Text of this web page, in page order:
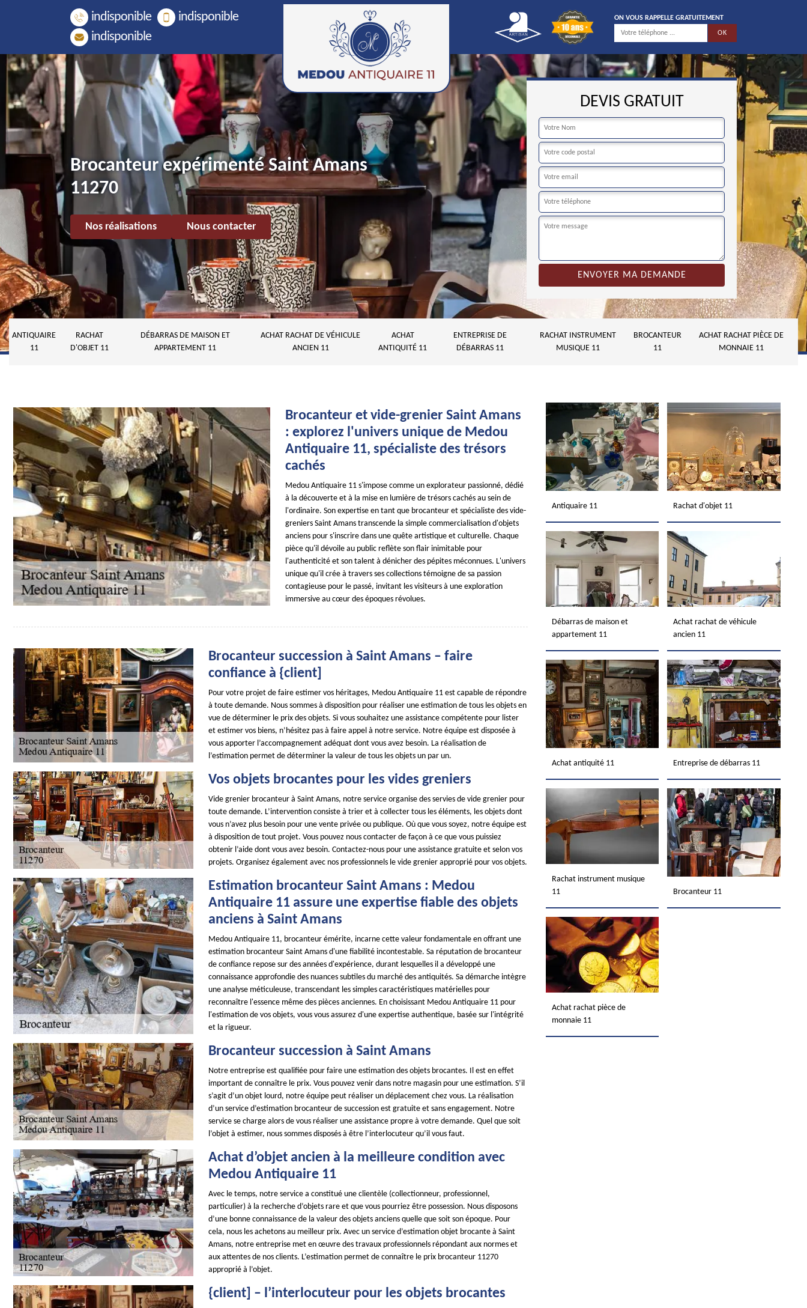
indisponible
indisponible
indisponible
ON VOUS RAPPELLE GRATUITEMENT
Brocanteur expérimenté Saint Amans
11270
Nos réalisations Nous contacter
DEVIS GRATUIT
ANTIQUAIRE
11
RACHAT
D'OBJET 11
DÉBARRAS DE MAISON ET
APPARTEMENT 11
ACHAT RACHAT DE VÉHICULE
ANCIEN 11
ACHAT
ANTIQUITÉ 11
ENTREPRISE DE
DÉBARRAS 11
RACHAT INSTRUMENT
MUSIQUE 11
BROCANTEUR
11
ACHAT RACHAT PIÈCE DE
MONNAIE 11
Brocanteur et vide-grenier Saint Amans
: explorez l'univers unique de Medou
Antiquaire 11, spécialiste des trésors
cachés
Medou Antiquaire 11 s'impose comme un explorateur passionné, dédié
à la découverte et à la mise en lumière de trésors cachés au sein de
l'ordinaire. Son expertise en tant que brocanteur et spécialiste des vide-
greniers Saint Amans transcende la simple commercialisation d'objets
anciens pour s'inscrire dans une quête artistique et culturelle. Chaque
pièce qu'il dévoile au public reflète son flair inimitable pour
l'authenticité et son talent à dénicher des pépites méconnues. L'univers
unique qu'il crée à travers ses collections témoigne de sa passion
contagieuse pour le passé, invitant les visiteurs à une exploration
immersive au cœur des époques révolues.
Brocanteur succession à Saint Amans – faire
confiance à {client]
Pour votre projet de faire estimer vos héritages, Medou Antiquaire 11 est capable de répondre
à toute demande. Nous sommes à disposition pour réaliser une estimation de tous les objets en
vue de déterminer le prix des objets. Si vous souhaitez une assistance compétente pour lister
et estimer vos biens, n’hésitez pas à faire appel à notre service. Notre équipe est disposée à
vous apporter l’accompagnement adéquat dont vous avez besoin. La réalisation de
l’estimation permet de déterminer la valeur de tous les objets un par un.
Vos objets brocantes pour les vides greniers
Vide grenier brocanteur à Saint Amans, notre service organise des servies de vide grenier pour
toute demande. L’intervention consiste à trier et à collecter tous les éléments, les objets dont
vous n’avez plus besoin pour une vente privée ou publique. Où que vous soyez, notre équipe est
à disposition de tout projet. Vous pouvez nous contacter de façon à ce que vous puissiez
obtenir l’aide dont vous avez besoin. Contactez-nous pour une assistance gratuite et selon vos
projets. Organisez également avec nos professionnels le vide grenier approprié pour vos objets.
Estimation brocanteur Saint Amans : Medou
Antiquaire 11 assure une expertise fiable des objets
anciens à Saint Amans
Medou Antiquaire 11, brocanteur émérite, incarne cette valeur fondamentale en offrant une
estimation brocanteur Saint Amans d'une fiabilité incontestable. Sa réputation de brocanteur
de confiance repose sur des années d'expérience, durant lesquelles il a développé une
connaissance approfondie des nuances subtiles du marché des antiquités. Sa démarche intègre
une analyse méticuleuse, transcendant les simples caractéristiques matérielles pour
reconnaître l'essence même des pièces anciennes. En choisissant Medou Antiquaire 11 pour
l'estimation de vos objets, vous vous assurez d'une expertise authentique, basée sur l'intégrité
et la rigueur.
Brocanteur succession à Saint Amans
Notre entreprise est qualifiée pour faire une estimation des objets brocantes. Il est en effet
important de connaître le prix. Vous pouvez venir dans notre magasin pour une estimation. S’il
s’agit d’un objet lourd, notre équipe peut réaliser un déplacement chez vous. La réalisation
d’un service d’estimation brocanteur de succession est gratuite et sans engagement. Notre
service se charge alors de vous réaliser une assistance propre à votre demande. Quel que soit
l’objet à estimer, nous sommes disposés à être l’interlocuteur qu’il vous faut.
Achat d’objet ancien à la meilleure condition avec
Medou Antiquaire 11
Avec le temps, notre service a constitué une clientèle (collectionneur, professionnel,
particulier) à la recherche d’objets rare et que vous pourriez être possession. Nous disposons
d’une bonne connaissance de la valeur des objets anciens quelle que soit son époque. Pour
cela, nous les achetons au meilleur prix. Avec un service d’estimation objet brocante à Saint
Amans, notre entreprise met en œuvre des travaux professionnels répondant aux normes et
aux attentes de nos clients. L’estimation permet de connaître le prix brocanteur 11270
approprié à l’objet.
{client] – l’interlocuteur pour les objets brocantes
Antiquaire 11 Rachat d'objet 11
Débarras de maison et
appartement 11
Achat rachat de véhicule
ancien 11
Achat antiquité 11 Entreprise de débarras 11
Rachat instrument musique
11
Brocanteur 11
Achat rachat pièce de
monnaie 11